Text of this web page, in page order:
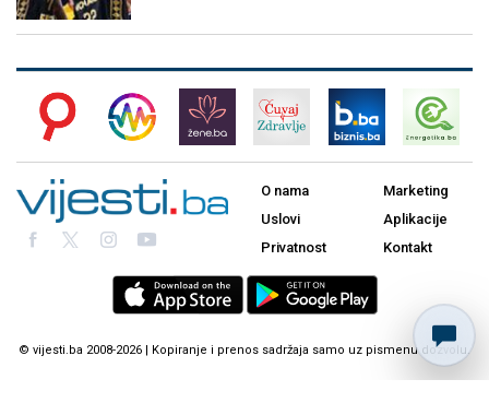
O nama
Uslovi
Privatnost
Marketing
Aplikacije
Kontakt
© vijesti.ba 2008-2026 | Kopiranje i prenos sadržaja samo uz pismenu dozvolu.